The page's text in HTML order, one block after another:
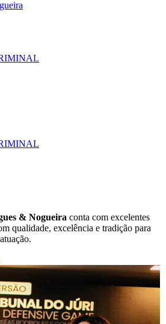
& Nogueira conta com excelentes
qualidade, excelência e tradição para